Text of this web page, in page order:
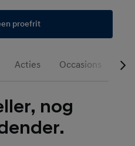
proefrit
Acties Occasions
nog